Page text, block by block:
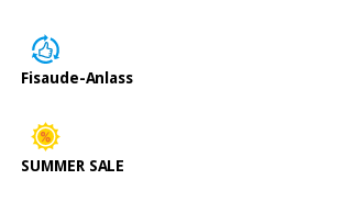
Fisaude-Anlass
SUMMER SALE